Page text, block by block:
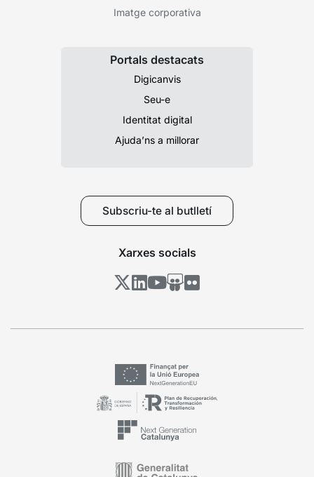
Imatge corporativa
Portals destacats
Digicanvis
Seu-e
Identitat digital
Ajuda’ns a millorar
Subscriu-te al butlletí
Xarxes socials